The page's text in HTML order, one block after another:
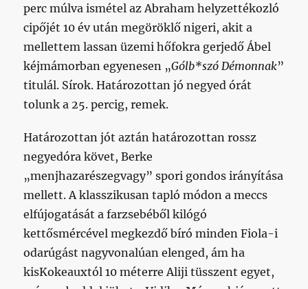
perc múlva ismétel az Abraham helyzettékozló
cipőjét 10 év után megöröklő nigeri, akit a
mellettem lassan üzemi hőfokra gerjedő Ábel
kéjmámorban egyenesen „Gólb*szó Démonnak”
titulál. Sírok. Határozottan jó negyed órát
tolunk a 25. percig, remek.
Határozottan jót aztán határozottan rossz
negyedóra követ, Berke
„menjhazarészegvagy” spori gondos irányítása
mellett. A klasszikusan tapló módon a meccs
elfújogatását a farzsebéből kilógó
kettősmércével megkezdő bíró minden Fiola-i
odarúgást nagyvonalúan elenged, ám ha
kisKokeauxtól 10 méterre Aliji tüsszent egyet,